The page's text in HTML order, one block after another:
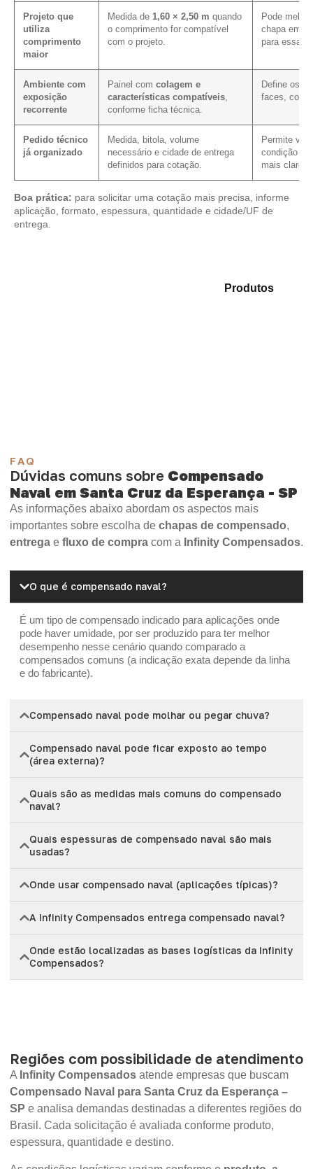
Projeto que
utiliza
comprimento
maior
Medida de 1,60 × 2,50 m quando
o comprimento for compatível
com o projeto.
Pode
chapa em
para essa
Ambiente com
exposição
recorrente
Painel com colagem e
características compatíveis
conforme ficha técnica.
Define os
faces,
Pedido técnico
já organizado
Medida, bitola, volume
necessário e cidade de entrega
definidos para cotação.
Permite
condição
mais
Boa prática: para solicitar uma cotação mais precisa, informe
aplicação, formato, espessura, quantidade e cidade/UF de
entrega.
Produtose
FAQ
Dúvidas comuns sobre Compensado
Naval em Santa Cruz da Esperança - SP
As informações abaixo abordam os aspectos mais
importantes sobre escolha de chapas de compensado,
entrega e fluxo de compra com a Infinity Compensados.
O que é compensado naval?
É um tipo de compensado indicado para aplicações onde
pode haver umidade, por ser produzido para ter melhor
desempenho nesse cenário quando comparado a
compensados comuns (a indicação exata depende da linha
e do fabricante).
Compensado naval pode molhar ou pegar chuva?
Compensado naval pode ficar exposto ao tempo
(área externa)?
Quais são as medidas mais comuns do compensado
naval?
Quais espessuras de compensado naval são mais
usadas?
Onde usar compensado naval (aplicações típicas)?
A Infinity Compensados entrega compensado naval?
Onde estão localizadas as bases logísticas da Infinity
Compensados?
Regiões com possibilidade de atendimento
A Infinity Compensados atende empresas que buscam
Compensado Naval para Santa Cruz da Esperança –
SP e analisa demandas destinadas a diferentes regiões do
Brasil. Cada solicitação é avaliada conforme produto,
espessura, quantidade e destino.